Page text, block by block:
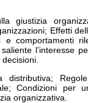
giustizia
Effetti
comportamenti
l’interesse
distributiva;
Condizioni per
organizzativa.